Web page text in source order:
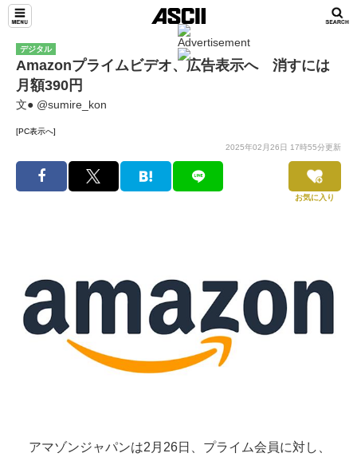
デジタル
Amazonプライムビデオ、広告表示へ 消すには
月額390円
文● @sumire_kon
[PC表示へ]
2025年02月26日 17時55分更新
お気に入り
アマゾンジャパンは2月26日、プライム会員に対し、